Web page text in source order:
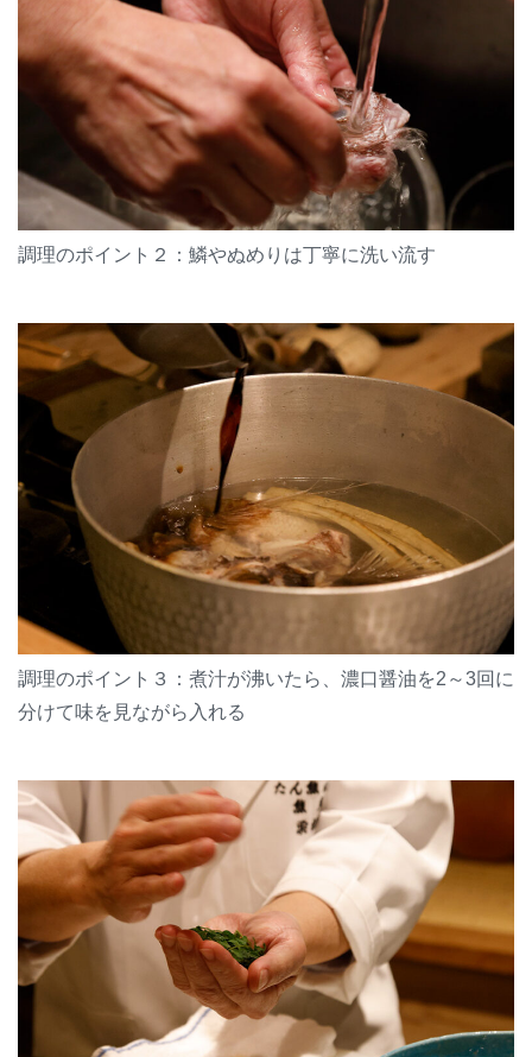
調理のポイント２：鱗やぬめりは丁寧に洗い流す
調理のポイント３：煮汁が沸いたら、濃口醤油を2～3回に
分けて味を見ながら入れる